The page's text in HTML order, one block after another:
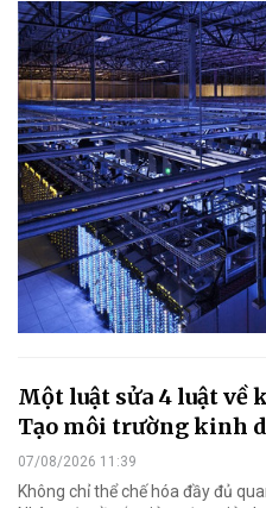
Một luật sửa 4 luật về
Tạo môi trường kinh
07/08/2026 11:39
Không chỉ thể chế hóa đầy đủ